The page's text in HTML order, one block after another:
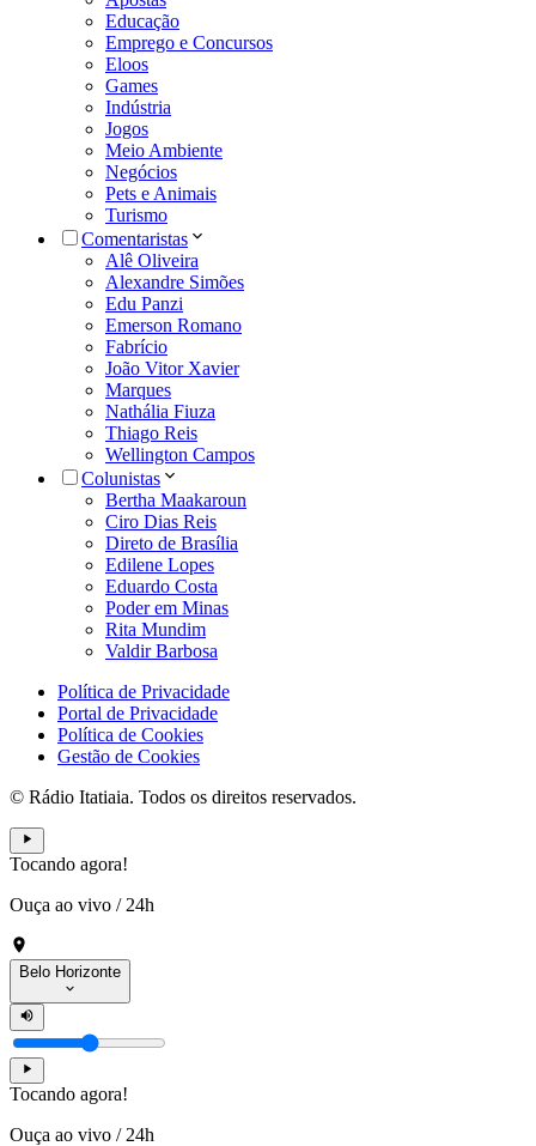
Educação
Emprego e Concursos
Eloos
Games
Indústria
Jogos
Meio Ambiente
Negócios
Pets e Animais
Turismo
Comentaristas
Alê Oliveira
Alexandre Simões
Edu Panzi
Emerson Romano
Fabrício
João Vitor Xavier
Marques
Nathália Fiuza
Thiago Reis
Wellington Campos
Colunistas
Bertha Maakaroun
Ciro Dias Reis
Direto de Brasília
Edilene Lopes
Eduardo Costa
Poder em Minas
Rita Mundim
Valdir Barbosa
Política de Privacidade
Portal de Privacidade
Política de Cookies
Gestão de Cookies
© Rádio Itatiaia. Todos os direitos reservados.
Tocando agora!
Ouça ao vivo / 24h
Belo Horizonte
Tocando agora!
Ouça ao vivo / 24h